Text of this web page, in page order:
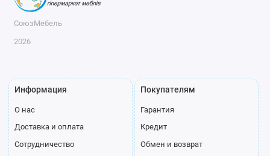
СоюзМебель
2026
Информация
О нас
Доставка и оплата
Сотрудничество
Покупателям
Гарантия
Кредит
Обмен и возврат